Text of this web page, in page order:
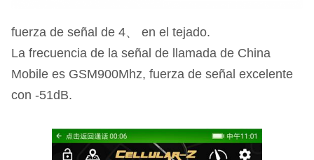
fuerza de señal de 4、 en el tejado.
La frecuencia de la señal de llamada de China
Mobile es GSM900Mhz, fuerza de señal excelente
con -51dB.